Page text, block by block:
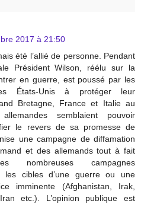
2017 à 21:50
été l’allié de personne. Pendant
Président Wilson, réélu sur la
en guerre, est poussé par les
États-Unis à protéger leur
Bretagne, France et Italie au
semblaient pouvoir
le revers de sa promesse de
une campagne de diffamation
et des allemands tout à fait
nombreuses campagnes
les cibles d’une guerre ou une
imminente (Afghanistan, Irak,
etc.). L’opinion publique est